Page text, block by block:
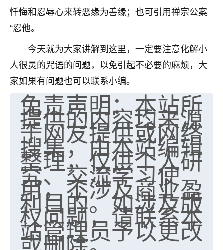
忏悔和忍辱心来转恶缘为善缘；也可引用禅宗公案
“忍他。
今天就为大家讲解到这里，一定要注意化解小
人很灵的咒语的问题，以免引起不必要的麻烦，大
家如果有问题也可以联系小编。
免责声明：本站所
提供的内容均来源
于网友提供或网络
搜集，由本站编辑
整理，仅供个人研
究、交流学习使
用，不涉及商业盈
利目的。如涉及版
权问题，请联系本
站管理员予以更改